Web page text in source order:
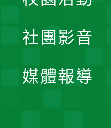
社團影音
媒體報導